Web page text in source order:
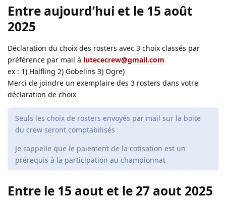
Entre aujourd’hui et le 15 août
2025
Déclaration du choix des rosters avec 3 choix classés par
préférence par mail à lutececrew@gmail.com
ex : 1) Halfling 2) Gobelins 3) Ogre)
Merci de joindre un exemplaire des 3 rosters dans votre
déclaration de choix
Seuls les choix de rosters envoyés par mail sur la boite
du crew seront comptabilisés
Je rappelle que le paiement de la cotisation est un
prérequis à la participation au championnat
Entre le 15 aout et le 27 aout 2025